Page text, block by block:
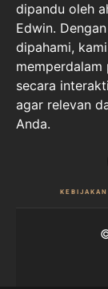
dipandu oleh
Edwin.
dipahami,
memperdalam
secara
agar relevan
Anda.